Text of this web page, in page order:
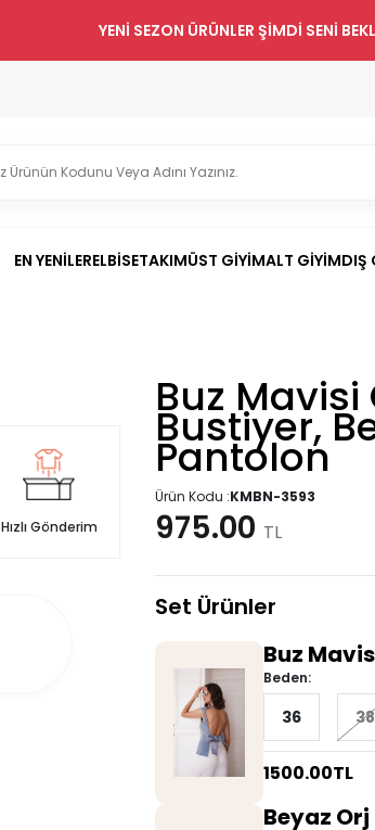
YENİ SEZON ÜRÜNLER ŞİMDİ SENİ
EN YENİLERELBİSETAKIMÜST GİYİMALT GİYİMDIŞ
Hızlı Gönderim
Buz Mavisi
Bustiyer,
Pantolon
Ürün Kodu :KMBN-3593
975.00 TL
Set Ürünler
Buz
Beden:
36 38
1500.00TL
Beyaz